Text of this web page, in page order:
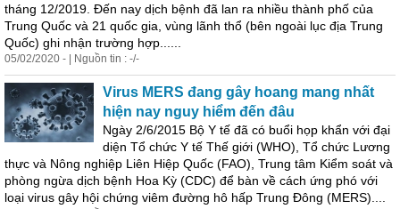
tháng 12/2019. Đến nay dịch bệnh đã lan ra nhiều thành phố của
Trung Quốc và 21 quốc gia, vùng lãnh thổ (bên ngoài lục địa Trung
Quốc) ghi nhận trường hợp......
05/02/2020 - | Nguồn tin : -/-
Virus MERS đang gây hoang mang nhất
hiện nay nguy hiểm đến đâu
Ngày 2/6/2015 Bộ Y tế đã có buổi họp khẩn với đại
diện Tổ chức Y tế Thế giới (WHO), Tổ chức Lương
thực và Nông nghiệp Liên Hiệp Quốc (FAO), Trung tâm Kiểm soát và
phòng ngừa dịch bệnh Hoa Kỳ (CDC) để bàn về cách ứng phó với
loại virus gây hội chứng viêm đường hô hấp Trung Đông (MERS)....